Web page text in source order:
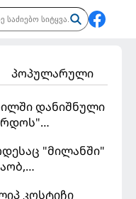
პოპულარული
დანიშნული
"მილანში"
კოსტიჩი